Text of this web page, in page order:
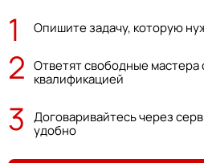
1 Опишите задачу, которую
2 Ответят свободные
квалификацией
3
Договаривайтесь через
удобно